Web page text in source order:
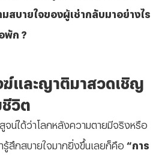
มสบายใจของผู้เช่ากลับมาอย่างไร
พัก ?
ฆ์และญาติมาสวดเชิญ
วิต
สูจน์ได้ว่าโลกหลังความตายมีจริงหรือ
รู้สึกสบายใจมากยิ่งขึ้นเลยก็คือ “การ